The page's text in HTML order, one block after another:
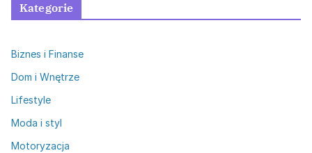
Kategorie
Biznes i Finanse
Dom i Wnętrze
Lifestyle
Moda i styl
Motoryzacja